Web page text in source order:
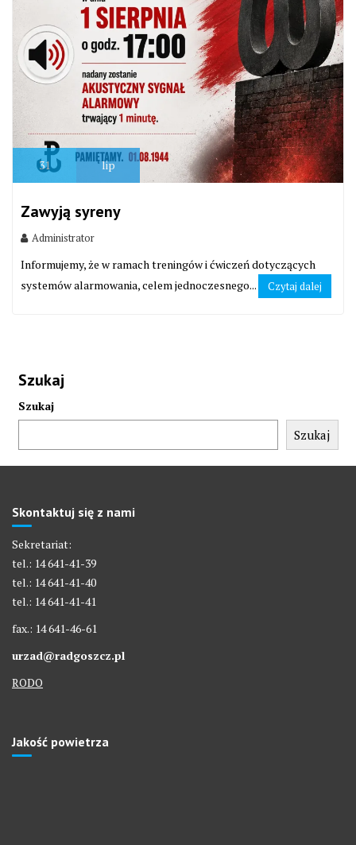
31 lip
Zawyją syreny
Administrator
Informujemy, że w ramach treningów i ćwiczeń dotyczących
systemów alarmowania, celem jednoczesnego...
Czytaj dalej
Szukaj
Szukaj
Szukaj
Skontaktuj się z nami
Sekretariat:
tel.: 14 641-41-39
tel.: 14 641-41-40
tel.: 14 641-41-41
fax.: 14 641-46-61
urzad@radgoszcz.pl
RODO
Jakość powietrza